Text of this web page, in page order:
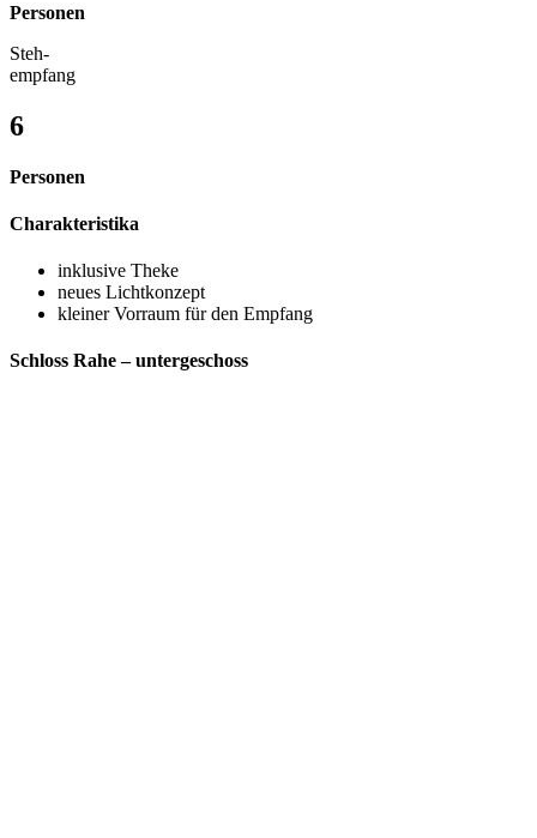
Personen
Steh-
empfang
6
Personen
Charakteristika
inklusive Theke
neues Lichtkonzept
kleiner Vorraum für den Empfang
Schloss Rahe – untergeschoss